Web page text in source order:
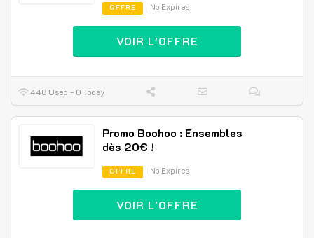
OFFRE No Expires
VOIR L'OFFRE
448 Used - 0 Today
Promo Boohoo : Ensembles
dès 20€ !
OFFRE No Expires
VOIR L'OFFRE